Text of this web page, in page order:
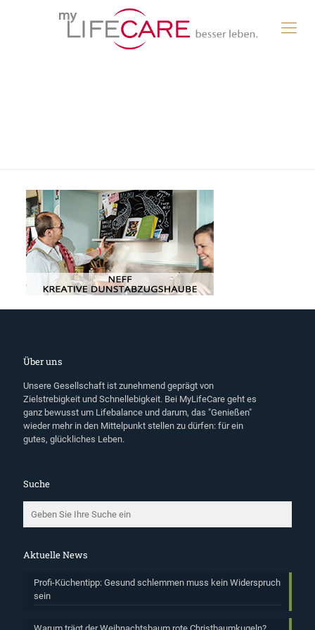
Über uns
Unsere Gesellschaft ist zunehmend geprägt von
Zielstrebigkeit und Schnellebigkeit. Bei MyLifeCare geht es
ganz bewusst um Lifebalance und darum, das "Genießen"
wieder mehr in den Mittelpunkt stellen zu dürfen: für ein
gutes, glückliches Leben.
Suche
Aktuelle News
Profi-Küchentipp: Gesund schlemmen muss kein Widerspruch
sein